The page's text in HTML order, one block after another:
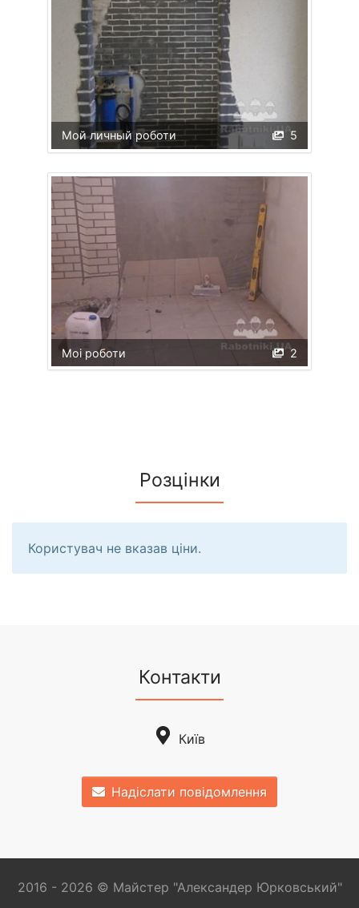
5
Мой личный роботи
2
Моі роботи
Розцінки
Користувач не вказав ціни.
Контакти
Київ
Надіслати повідомлення
2016 - 2026 © Майстер "Александер Юрковський"